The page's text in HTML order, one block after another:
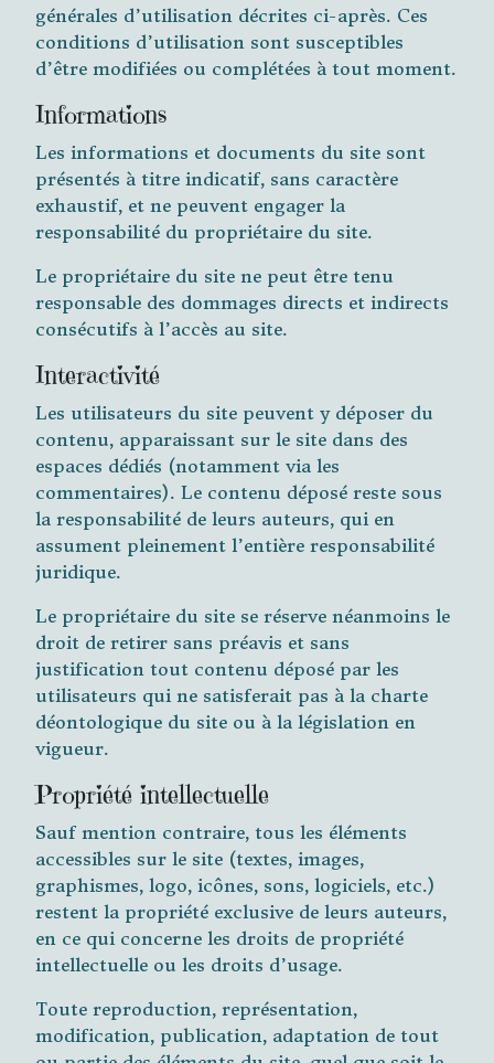
générales d’utilisation décrites ci-après. Ces
conditions d’utilisation sont susceptibles
d’être modifiées ou complétées à tout moment.
Informations
Les informations et documents du site sont
présentés à titre indicatif, sans caractère
exhaustif, et ne peuvent engager la
responsabilité du propriétaire du site.
Le propriétaire du site ne peut être tenu
responsable des dommages directs et indirects
consécutifs à l’accès au site.
Interactivité
Les utilisateurs du site peuvent y déposer du
contenu, apparaissant sur le site dans des
espaces dédiés (notamment via les
commentaires). Le contenu déposé reste sous
la responsabilité de leurs auteurs, qui en
assument pleinement l’entière responsabilité
juridique.
Le propriétaire du site se réserve néanmoins le
droit de retirer sans préavis et sans
justification tout contenu déposé par les
utilisateurs qui ne satisferait pas à la charte
déontologique du site ou à la législation en
vigueur.
Propriété intellectuelle
Sauf mention contraire, tous les éléments
accessibles sur le site (textes, images,
graphismes, logo, icônes, sons, logiciels, etc.)
restent la propriété exclusive de leurs auteurs,
en ce qui concerne les droits de propriété
intellectuelle ou les droits d’usage.
Toute reproduction, représentation,
modification, publication, adaptation de tout